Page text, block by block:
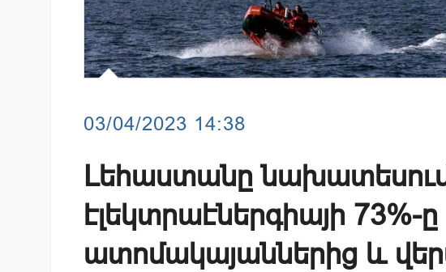
03/04/2023 14:38
Լեհաստանը
էլեկտրաէներգիայի 73%-
ատոմակայաններից և